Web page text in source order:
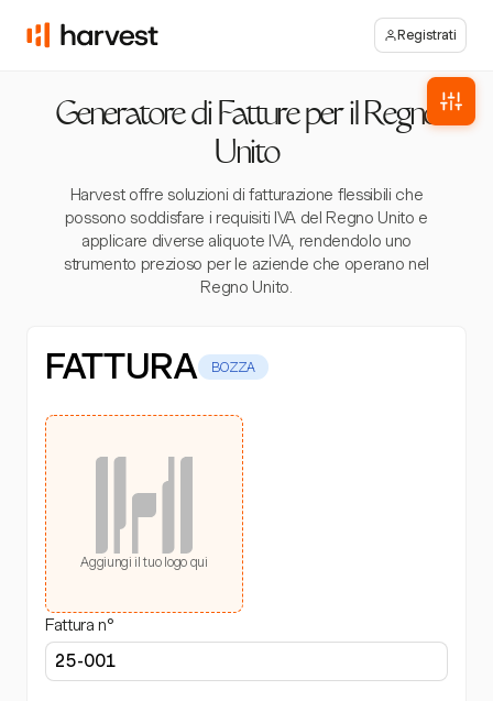
Registrati
Generatore di Fatture per il Regno
Unito
Harvest offre soluzioni di fatturazione flessibili che
possono soddisfare i requisiti IVA del Regno Unito e
applicare diverse aliquote IVA, rendendolo uno
strumento prezioso per le aziende che operano nel
Regno Unito.
FATTURA BOZZA
Aggiungi il tuo logo qui
Fattura n°